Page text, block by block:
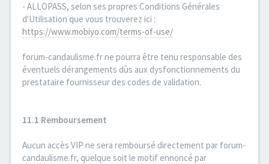
- ALLOPASS, selon ses propres Conditions Générales
d'Utilisation que vous trouverez ici :
https://www.mobiyo.com/terms-of-use/
forum-candaulisme.fr ne pourra être tenu responsable des
éventuels dérangements dùs aux dysfonctionnements du
prestataire fournisseur des codes de validation.
11.1 Remboursement
Aucun accès VIP ne sera remboursé directement par forum-
candaulisme.fr, quelque soit le motif ennoncé par